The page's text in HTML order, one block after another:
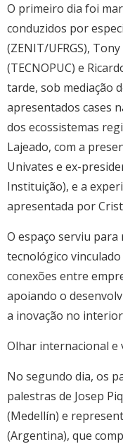
O primeiro dia foi
conduzidos por
(ZENIT/UFRGS),
(TECNOPUC) e
tarde, sob mediação
apresentados cases
dos ecossistemas
Lajeado, com a
Univates e ex-
Instituição), e a
apresentada por
O espaço serviu
tecnológico
conexões entre
apoiando o
a inovação no
Olhar internacional e
No segundo dia, os
palestras de Josep
(Medellín) e
(Argentina), que